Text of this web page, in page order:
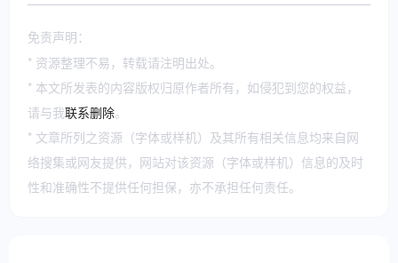
免责声明：
* 资源整理不易，转载请注明出处。
* 本文所发表的内容版权归原作者所有，如侵犯到您的权益，
请与我联系删除。
* 文章所列之资源（字体或样机）及其所有相关信息均来自网
络搜集或网友提供，网站对该资源（字体或样机）信息的及时
性和准确性不提供任何担保，亦不承担任何责任。